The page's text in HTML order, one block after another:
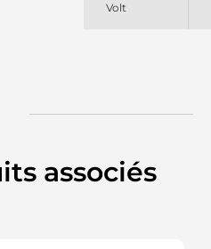
Volt
associés